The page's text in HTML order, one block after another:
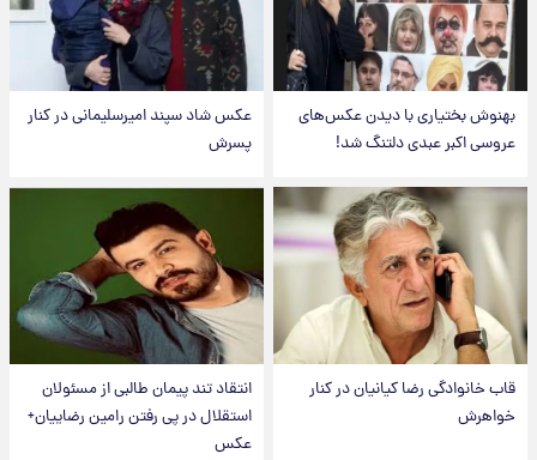
بهنوش بختیاری با دیدن عکس‌های
عروسی اکبر عبدی دلتنگ شد!
عکس شاد سپند امیرسلیمانی در کنار
پسرش
قاب خانوادگی رضا کیانیان در کنار
خواهرش
انتقاد تند پیمان طالبی از مسئولان
استقلال در پی رفتن رامین رضاییان+
عکس